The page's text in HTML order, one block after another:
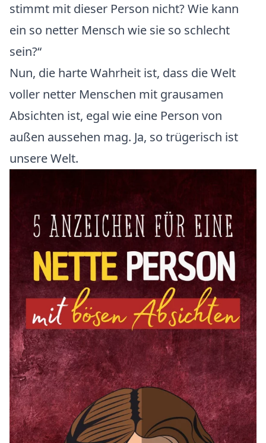
stimmt mit dieser Person nicht? Wie kann
ein so netter Mensch wie sie so schlecht
sein?“
Nun, die harte Wahrheit ist, dass die Welt
voller netter Menschen mit grausamen
Absichten ist, egal wie eine Person von
außen aussehen mag. Ja, so trügerisch ist
unsere Welt.